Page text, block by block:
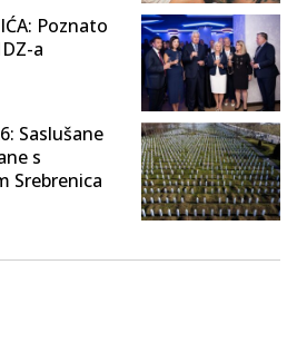
Poznato
a
Saslušane
s
Srebrenica